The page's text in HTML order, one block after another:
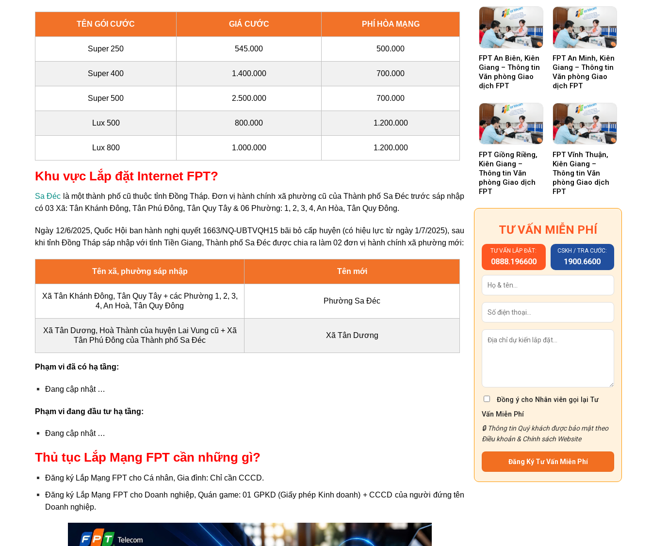
TÊN GÓI CƯỚC GIÁ CƯỚC PHÍ HÒA MẠNG
Super 250 545.000 500.000
Super 400 1.400.000 700.000
Super 500 2.500.000 700.000
Lux 500 800.000 1.200.000
Lux 800 1.000.000 1.200.000
Khu vực Lắp đặt Internet FPT?
Sa Đéc là một thành phố cũ thuộc tỉnh Đồng Tháp. Đơn vị hành chính xã phường cũ của Thành phố Sa Đéc trước sáp nhập
có 03 Xã: Tân Khánh Đông, Tân Phú Đông, Tân Quy Tây & 06 Phường: 1, 2, 3, 4, An Hòa, Tân Quy Đông.
Ngày 12/6/2025, Quốc Hội ban hành nghị quyết 1663/NQ-UBTVQH15 bãi bỏ cấp huyện (có hiệu lực từ ngày 1/7/2025), sau
khi tỉnh Đồng Tháp sáp nhập với tỉnh Tiền Giang, Thành phố Sa Đéc được chia ra làm 02 đơn vị hành chính xã phường mới:
Tên xã, phường sáp nhập Tên mới
Xã Tân Khánh Đông, Tân Quy Tây + các Phường 1, 2, 3,
4, An Hoà, Tân Quy Đông
Phường Sa Đéc
Xã Tân Dương, Hoà Thành của huyện Lai Vung cũ + Xã
Tân Phú Đông của Thành phố Sa Đéc
Xã Tân Dương
Phạm vi đã có hạ tầng:
Đang cập nhật …
Phạm vi đang đầu tư hạ tầng:
Đang cập nhật …
Thủ tục Lắp Mạng FPT cần những gì?
Đăng ký Lắp Mạng FPT cho Cá nhân, Gia đình: Chỉ cần CCCD.
Đăng ký Lắp Mạng FPT cho Doanh nghiệp, Quán game: 01 GPKD (Giấy phép Kinh doanh) + CCCD của người đứng tên
Doanh nghiệp.
FPT An Biên, Kiên
Giang – Thông tin
Văn phòng Giao
dịch FPT
FPT An Minh, Kiên
Giang – Thông tin
Văn phòng Giao
dịch FPT
FPT Giồng Riềng,
Kiên Giang –
Thông tin Văn
phòng Giao dịch
FPT
FPT Vĩnh Thuận,
Kiên Giang –
Thông tin Văn
phòng Giao dịch
FPT
TƯ VẤN MIỄN PHÍ
TƯ VẤN LẮP ĐẶT:
0888.196600
CSKH / TRA CƯỚC:
1900.6600
Đồng ý cho Nhân viên gọi lại Tư
Vấn Miễn Phí
🔒 Thông tin Quý khách được bảo mật theo
Điều khoản & Chính sách Website